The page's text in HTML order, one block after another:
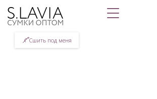
Сшить под меня